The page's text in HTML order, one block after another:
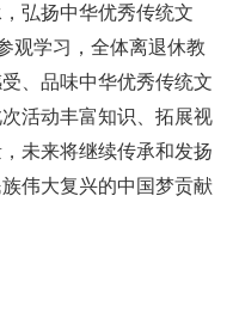
弘扬中华优秀传统文
观学习，全体离退休教
、品味中华优秀传统文
活动丰富知识、拓展视
未来将继续传承和发扬
伟大复兴的中国梦贡献